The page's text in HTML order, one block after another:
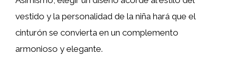
vestido y la personalidad de la niña hará que el
cinturón se convierta en un complemento
armonioso y elegante.